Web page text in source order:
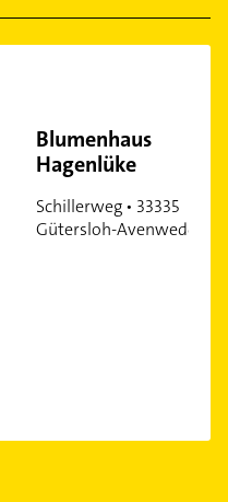
Blumenhaus
Hagenlüke
Schillerweg • 33335
Gütersloh-Avenwedde